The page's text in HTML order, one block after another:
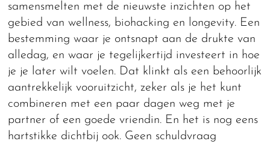
samensmelten met de nieuwste inzichten op het
gebied van wellness, biohacking en longevity. Een
bestemming waar je ontsnapt aan de drukte van
alledag, en waar je tegelijkertijd investeert in hoe
je je later wilt voelen. Dat klinkt als een behoorlijk
aantrekkelijk vooruitzicht, zeker als je het kunt
combineren met een paar dagen weg met je
partner of een goede vriendin. En het is nog eens
hartstikke dichtbij ook. Geen schuldvraag